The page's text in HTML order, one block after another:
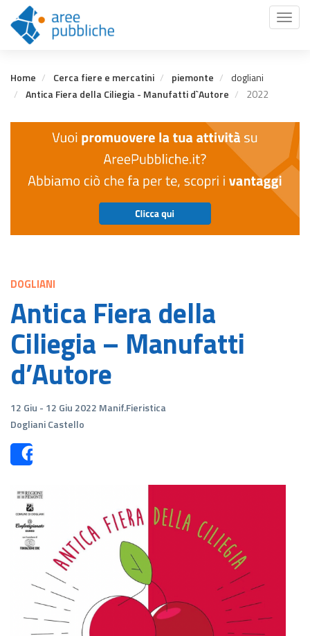
contenuto
principale
Toggle
Home Cerca fiere e mercatini piemonte
dogliani
Antica Fiera della Ciliegia - Manufatti d`Autore
2022
DOGLIANI
Antica Fiera della
Ciliegia – Manufatti
d’Autore
12 Giu - 12 Giu 2022 Manif.Fieristica
Dogliani Castello